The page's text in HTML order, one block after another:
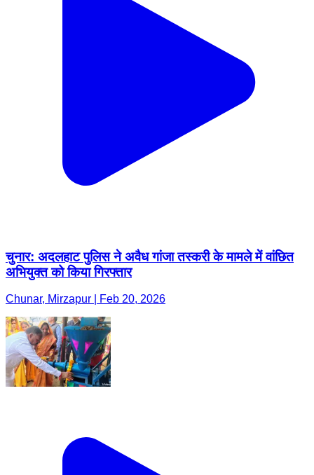
चुनार: अदलहाट पुलिस ने अवैध गांजा तस्करी के मामले में वांछित
अभियुक्त को किया गिरफ्तार
Chunar, Mirzapur | Feb 20, 2026